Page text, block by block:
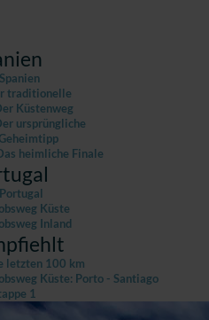
traditionelle
Küstenweg
ursprüngliche
heimliche Finale
Küste
Inland
letzten 100 km
Küste: Porto - Santiago
1